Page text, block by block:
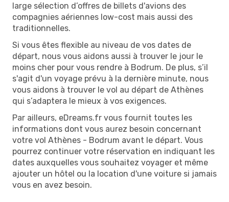
large sélection d’offres de billets d'avions des
compagnies aériennes low-cost mais aussi des
traditionnelles.
Si vous êtes flexible au niveau de vos dates de
départ, nous vous aidons aussi à trouver le jour le
moins cher pour vous rendre à Bodrum. De plus, s’il
s'agit d'un voyage prévu à la dernière minute, nous
vous aidons à trouver le vol au départ de Athènes
qui s’adaptera le mieux à vos exigences.
Par ailleurs, eDreams.fr vous fournit toutes les
informations dont vous aurez besoin concernant
votre vol Athènes - Bodrum avant le départ. Vous
pourrez continuer votre réservation en indiquant les
dates auxquelles vous souhaitez voyager et même
ajouter un hôtel ou la location d'une voiture si jamais
vous en avez besoin.